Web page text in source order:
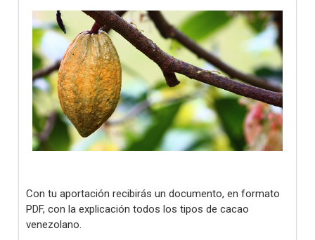
Con tu aportación recibirás un documento, en formato
PDF, con la explicación todos los tipos de cacao
venezolano.